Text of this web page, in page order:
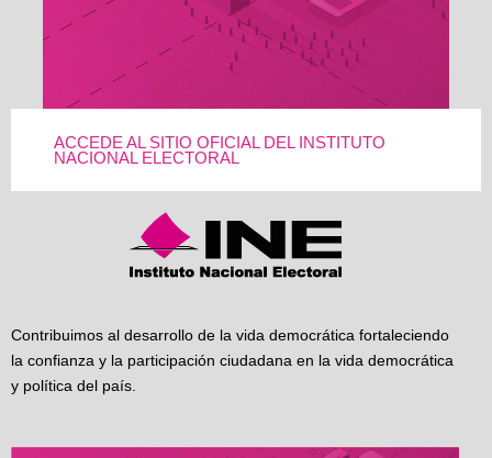
ACCEDE AL SITIO OFICIAL DEL INSTITUTO
NACIONAL ELECTORAL
Contribuimos al desarrollo de la vida democrática fortaleciendo
la confianza y la participación ciudadana en la vida democrática
y política del país.